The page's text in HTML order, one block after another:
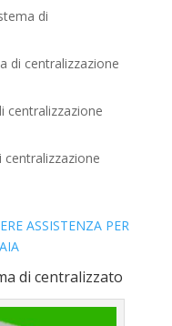
di
di centralizzazione
centralizzazione
centralizzazione
ASSISTENZA PER
di centralizzato